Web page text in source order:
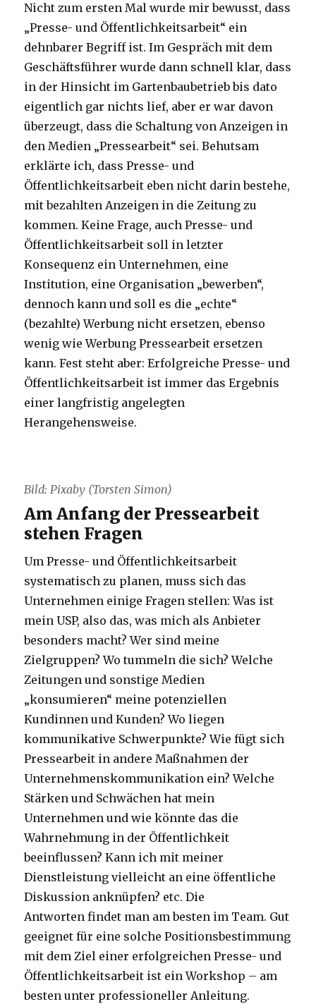
Nicht zum ersten Mal wurde mir bewusst, dass
„Presse- und Öffentlichkeitsarbeit“ ein
dehnbarer Begriff ist. Im Gespräch mit dem
Geschäftsführer wurde dann schnell klar, dass
in der Hinsicht im Gartenbaubetrieb bis dato
eigentlich gar nichts lief, aber er war davon
überzeugt, dass die Schaltung von Anzeigen in
den Medien „Pressearbeit“ sei. Behutsam
erklärte ich, dass Presse- und
Öffentlichkeitsarbeit eben nicht darin bestehe,
mit bezahlten Anzeigen in die Zeitung zu
kommen. Keine Frage, auch Presse- und
Öffentlichkeitsarbeit soll in letzter
Konsequenz ein Unternehmen, eine
Institution, eine Organisation „bewerben“,
dennoch kann und soll es die „echte“
(bezahlte) Werbung nicht ersetzen, ebenso
wenig wie Werbung Pressearbeit ersetzen
kann. Fest steht aber: Erfolgreiche Presse- und
Öffentlichkeitsarbeit ist immer das Ergebnis
einer langfristig angelegten
Herangehensweise.
Bild: Pixaby (Torsten Simon)
Am Anfang der Pressearbeit
stehen Fragen
Um Presse- und Öffentlichkeitsarbeit
systematisch zu planen, muss sich das
Unternehmen einige Fragen stellen: Was ist
mein USP, also das, was mich als Anbieter
besonders macht? Wer sind meine
Zielgruppen? Wo tummeln die sich? Welche
Zeitungen und sonstige Medien
„konsumieren“ meine potenziellen
Kundinnen und Kunden? Wo liegen
kommunikative Schwerpunkte? Wie fügt sich
Pressearbeit in andere Maßnahmen der
Unternehmenskommunikation ein? Welche
Stärken und Schwächen hat mein
Unternehmen und wie könnte das die
Wahrnehmung in der Öffentlichkeit
beeinflussen? Kann ich mit meiner
Dienstleistung vielleicht an eine öffentliche
Diskussion anknüpfen? etc. Die
Antworten findet man am besten im Team. Gut
geeignet für eine solche Positionsbestimmung
mit dem Ziel einer erfolgreichen Presse- und
Öffentlichkeitsarbeit ist ein Workshop – am
besten unter professioneller Anleitung.